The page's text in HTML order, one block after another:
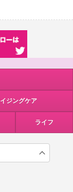
ジングケア
ライフ